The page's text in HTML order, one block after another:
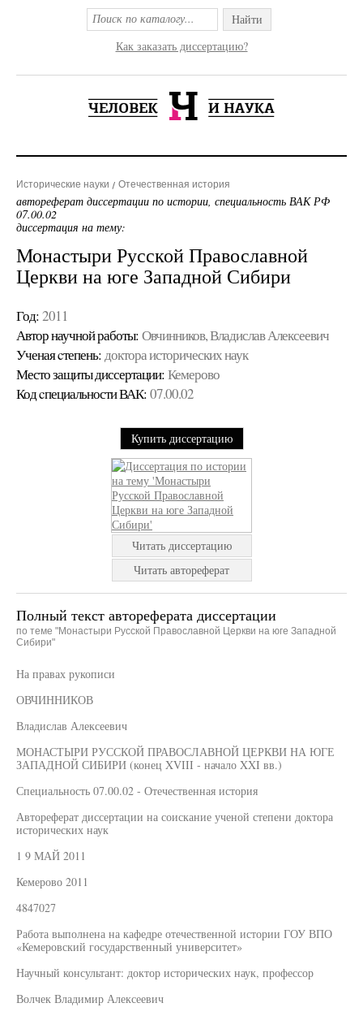
Найти
Как заказать диссертацию?
Исторические науки Отечественная история
автореферат диссертации по истории, специальность ВАК РФ
07.00.02
диссертация на тему:
Монастыри Русской Православной
Церкви на юге Западной Сибири
Год: 2011
Автор научной работы: Овчинников, Владислав Алексеевич
Ученая cтепень: доктора исторических наук
Место защиты диссертации: Кемерово
Код cпециальности ВАК: 07.00.02
Купить диссертацию
Читать диссертацию
Читать автореферат
Полный текст автореферата диссертации
по теме "Монастыри Русской Православной Церкви на юге Западной
Сибири"
На правах рукописи
ОВЧИННИКОВ
Владислав Алексеевич
МОНАСТЫРИ РУССКОЙ ПРАВОСЛАВНОЙ ЦЕРКВИ НА ЮГЕ
ЗАПАДНОЙ СИБИРИ (конец XVIII - начало XXI вв.)
Специальность 07.00.02 - Отечественная история
Автореферат диссертации на соискание ученой степени доктора
исторических наук
1 9 МАЙ 2011
Кемерово 2011
4847027
Работа выполнена на кафедре отечественной истории ГОУ ВПО
«Кемеровский государственный университет»
Научный консультант: доктор исторических наук, профессор
Волчек Владимир Алексеевич